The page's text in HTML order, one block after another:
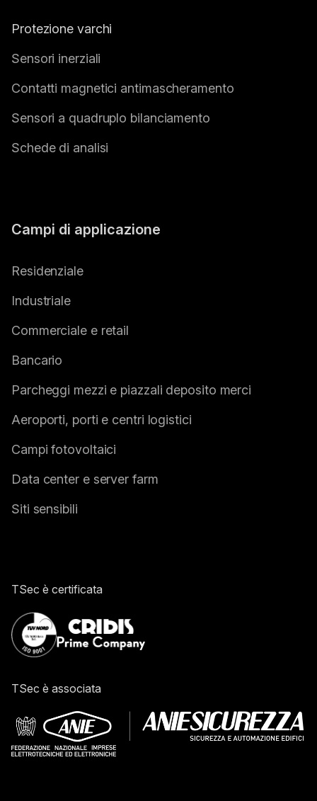
Protezione varchi
Sensori inerziali
Contatti magnetici antimascheramento
Sensori a quadruplo bilanciamento
Schede di analisi
Campi di applicazione
Residenziale
Industriale
Commerciale e retail
Bancario
Parcheggi mezzi e piazzali deposito merci
Aeroporti, porti e centri logistici
Campi fotovoltaici
Data center e server farm
Siti sensibili
TSec è certificata
TSec è associata